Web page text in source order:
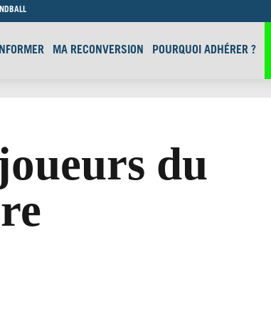
MA RECONVERSION POURQUOI ADHÉRER ?
du